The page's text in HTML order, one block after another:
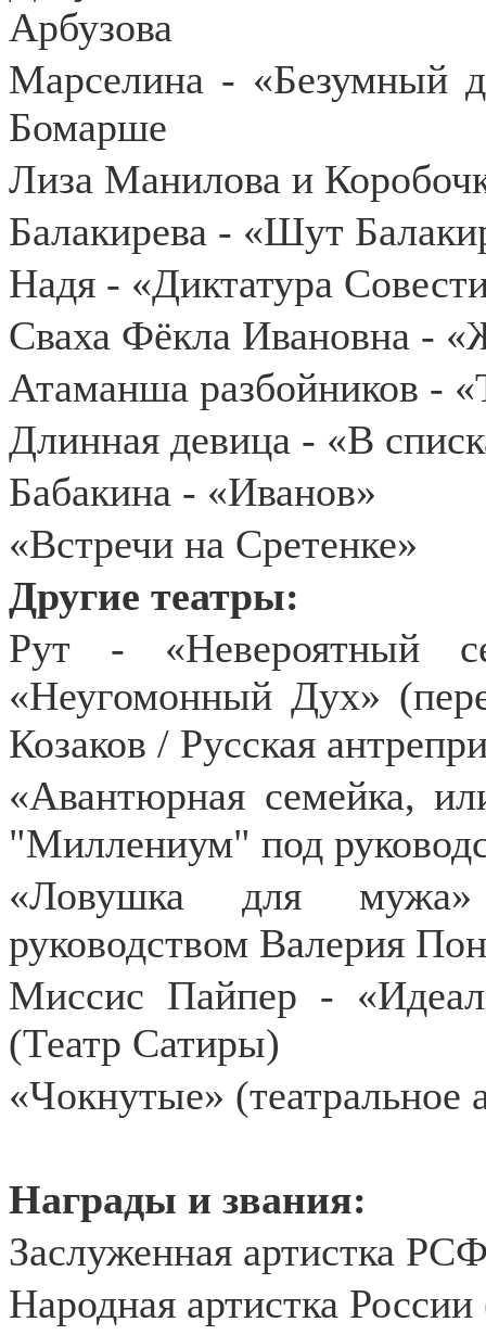
Арбузова
Марселина - «Безумный
Бомарше
Лиза Манилова и
Балакирева - «Шут
Надя - «Диктатура
Сваха Фёкла Ивановна -
Атаманша разбойников -
Длинная девица - «В
Бабакина - «Иванов»
«Встречи на Сретенке»
Другие театры:
Рут - «Невероятный
«Неугомонный Дух»
Козаков / Русская
«Авантюрная семейка,
"Миллениум" под
«Ловушка для
руководством Валерия
Миссис Пайпер -
(Театр Сатиры)
«Чокнутые» (театральное
Награды и звания:
Заслуженная артистка
Народная артистка